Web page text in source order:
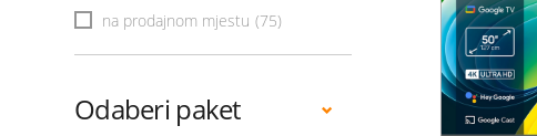
na prodajnom mjestu (75)
Odaberi paket